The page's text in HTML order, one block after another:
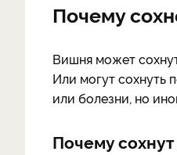
Почему
Вишня может
Или могут сохнуть
или болезни, но
Почему